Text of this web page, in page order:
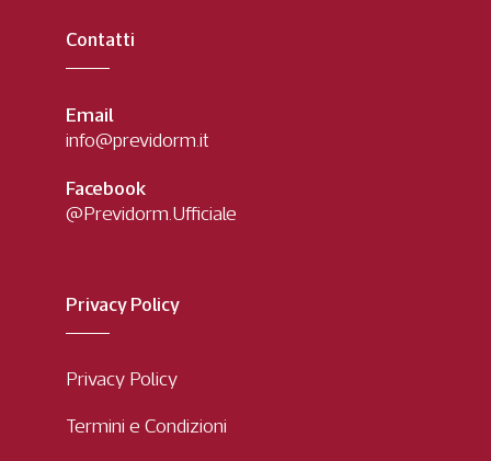
Contatti
Email
info@previdorm.it
Facebook
@Previdorm.Ufficiale
Privacy Policy
Privacy Policy
Termini e Condizioni